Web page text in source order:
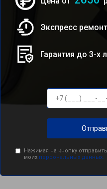
Экспресс
Гарантия до 3-х
Нажимая на кнопку
моих персональных данных.